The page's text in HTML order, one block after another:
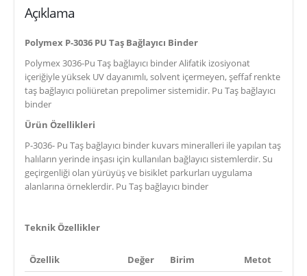
Açıklama
Polymex P-3036 PU Taş Bağlayıcı Binder
Polymex 3036-Pu Taş bağlayıcı binder Alifatik izosiyonat
içeriğiyle yüksek UV dayanımlı, solvent içermeyen, şeffaf renkte
taş bağlayıcı poliüretan prepolimer sistemidir. Pu Taş bağlayıcı
binder
Ürün Özellikleri
P-3036- Pu Taş bağlayıcı binder kuvars mineralleri ile yapılan taş
halıların yerinde inşası için kullanılan bağlayıcı sistemlerdir. Su
geçirgenliği olan yürüyüş ve bisiklet parkurları uygulama
alanlarına örneklerdir. Pu Taş bağlayıcı binder
Teknik Özellikler
Özellik Değer Birim
Metot